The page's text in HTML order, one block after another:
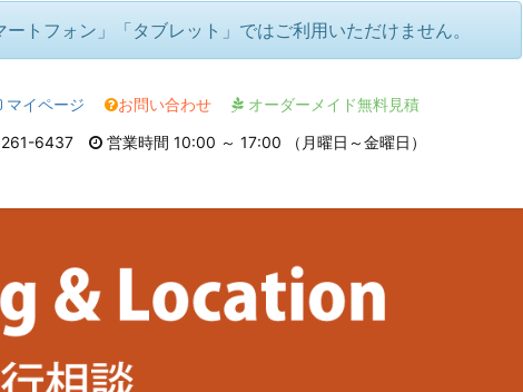
トフォン」「タブレット」ではご利用いただけません。
オーダーメイド無料見積
お問い合わせ
マイページ
6437
営業時間 10:00 ～ 17:00 （月曜日～金曜日）